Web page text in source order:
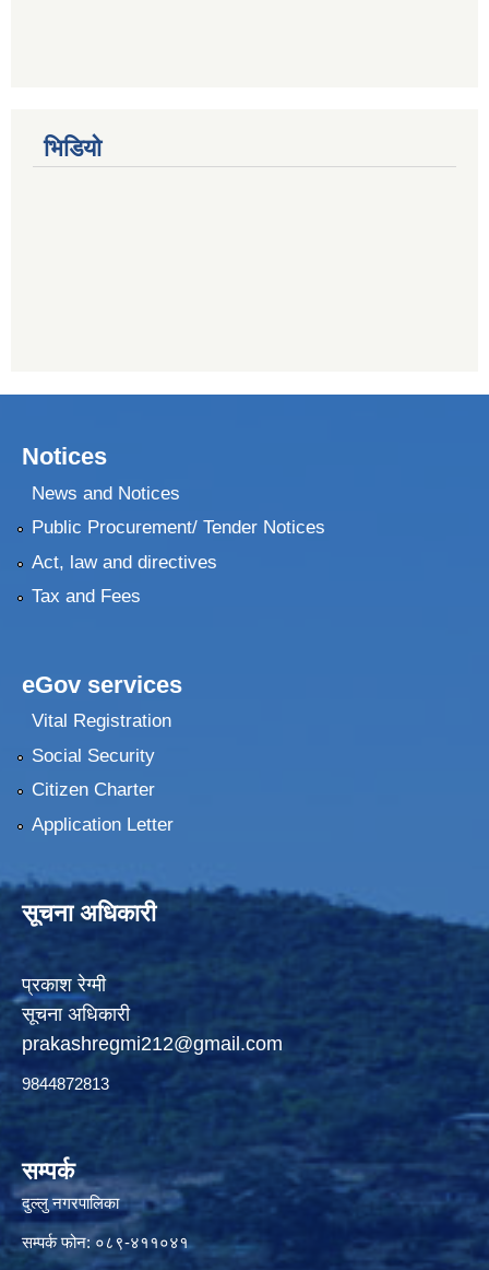
भिडियो
Notices
News and Notices
Public Procurement/ Tender Notices
Act, law and directives
Tax and Fees
eGov services
Vital Registration
Social Security
Citizen Charter
Application Letter
सूचना अधिकारी
प्रकाश रेग्मी
सूचना अधिकारी
prakashregmi212@gmail.com
9844872813
सम्पर्क
दुल्लु नगरपालिका
सम्पर्क फोन: ०८९-४११०४१